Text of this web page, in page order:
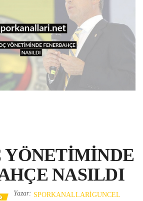
NASILDI
Yazar: SPORKANALLARIGUNCEL